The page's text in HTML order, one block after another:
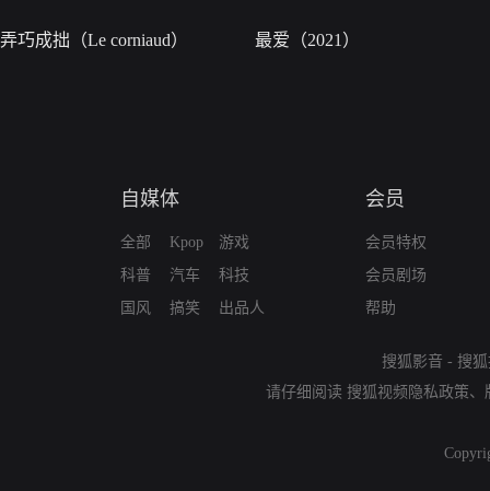
弄巧成拙（Le corniaud） 最爱（2021）
自媒体
全部
科普
国风
Kpop
汽车
搞笑
游戏
科技
出品人
会员
会员特权
会员剧场
帮助
搜狐影音 - 搜
请仔细阅读 搜狐视频隐私政策、